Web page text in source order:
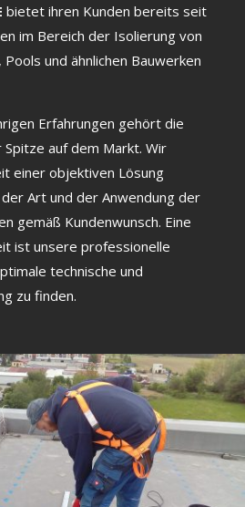
bietet ihren Kunden bereits seit
im Bereich der Isolierung von
und ähnlichen Bauwerken
Erfahrungen gehört die
Spitze auf dem Markt. Wir
einer objektiven Lösung
Art und der Anwendung der
gemäß Kundenwunsch. Eine
ist unsere professionelle
technische und
zu finden.